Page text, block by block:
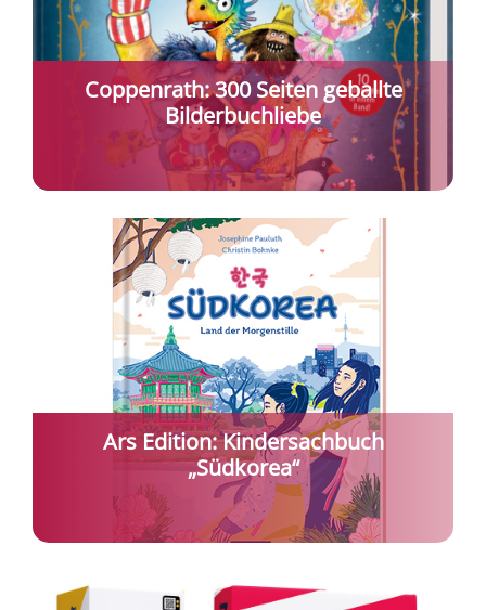
Coppenrath: 300 Seiten geballte
Bilderbuchliebe
Ars Edition: Kindersachbuch
„Südkorea“